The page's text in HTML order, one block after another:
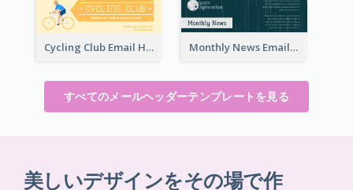
Cycling Club Email Headers Created With Graphic Of Riders Monthly News Email Header With Details
すべてのメールヘッダーテンプレートを見る
美しいデザインをその場で作